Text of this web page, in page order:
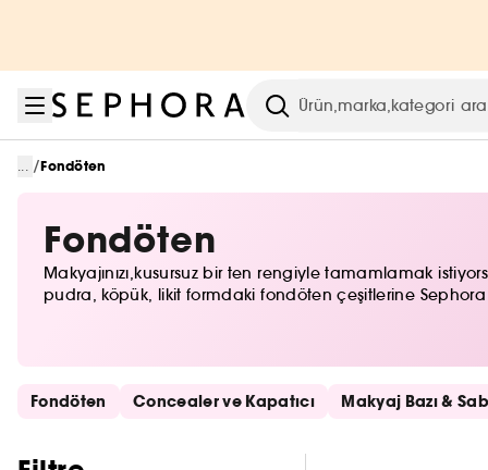
Arama
... /Fondöten
Fondöten
Makyajınızı,kusursuz bir ten rengiyle tamamlamak
pudra, köpük, likit formdaki fondöten çeşitlerine
Hızlı bağlantıları atla
Fondöten Concealer ve Kapatıcı Makyaj Bazı &